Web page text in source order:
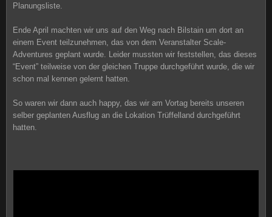
Planungsliste.
Ende April machten wir uns auf den Weg nach Bilstain um dort an
einem Event teilzunehmen, das von dem Veranstalter Scale-
Adventures geplant wurde. Leider mussten wir feststellen, das dieses
“Event” teilweise von der gleichen Truppe durchgeführt wurde, die wir
schon mal kennen gelernt hatten.
So waren wir dann auch happy, das wir am Vortag bereits unseren
selber geplanten Ausflug an die Lokation Trüffelland durchgeführt
hatten.